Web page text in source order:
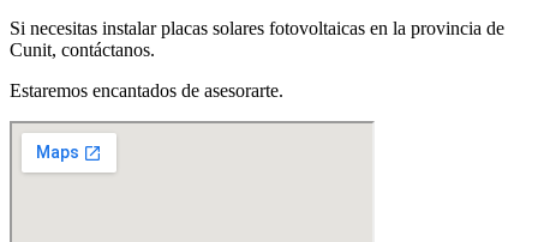
Si necesitas instalar placas solares fotovoltaicas en la provincia de
Cunit, contáctanos.
Estaremos encantados de asesorarte.